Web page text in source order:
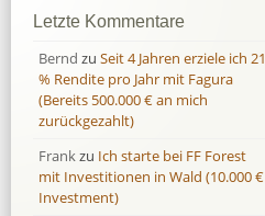
Bondora
Finbee
43,2%
Finbee (CZK)
0,0 %
HeavyFinance
IUVO Group
-32,2 %
Lenndy
-314,6 %
Bondora
Finbee
35,2%
Finbee (CZK)
0,0 %
HeavyFinance
IUVO Group
-55,0 %
Lenndy
146,5 %
Letzte Kommentare
Bernd zu Seit 4 Jahren erziele ich 21
% Rendite pro Jahr mit Fagura
(Bereits 500.000 € an mich
zurückgezahlt)
Frankzu Ich starte bei FF Forest
mit Investitionen in Wald (10.000 €
Investment)